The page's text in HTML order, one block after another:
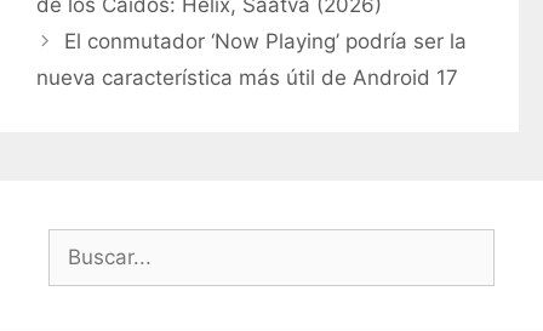
e
g
o
de los Caídos: Helix, Saatva (2026)
El conmutador ‘Now Playing’ podría ser la
nueva característica más útil de Android 17